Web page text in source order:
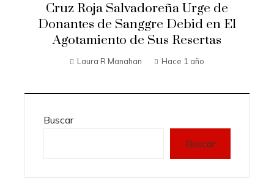
Cruz Roja Salvadoreña Urge de
Donantes de Sanggre Debid en El
Agotamiento de Sus Resertas
Laura R Manahan Hace 1 año
Buscar
Buscar